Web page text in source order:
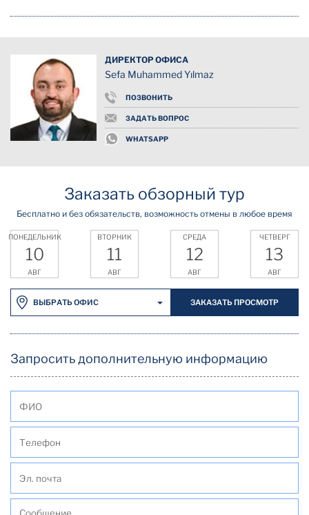
ДИРЕКТОР ОФИСА
Sefa Muhammed Yılmaz
ПОЗВОНИТЬ
ЗАДАТЬ ВОПРОС
WHATSAPP
Заказать обзорный тур
Бесплатно и без обязательств, возможность отмены в любое время
ПОНЕДЕЛЬНИК
10
АВГ
ВТОРНИК
11
АВГ
СРЕДА
12
АВГ
ЧЕТВЕРГ
13
АВГ
ВЫБРАТЬ ОФИС ЗАКАЗАТЬ ПРОСМОТР
Запросить дополнительную информацию